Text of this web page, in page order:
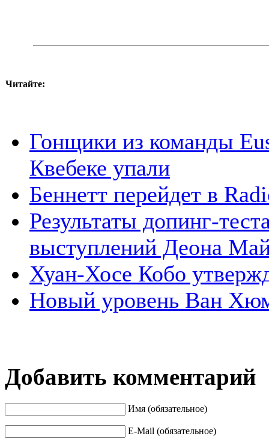
Читайте:
Гонщики из команды
Квебеке упали
Беннетт перейдет в
Результаты допинг-
выступлений Деона
Хуан-Хосе Кобо
Новый уровень Ван
Добавить комментарий
Имя (обязательное)
E-Mail (обязательное)